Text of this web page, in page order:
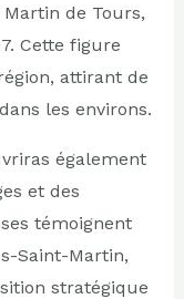
Martin de Tours,
Cette figure
attirant de
les environs.
également
et des
témoignent
Saint-Martin,
stratégique